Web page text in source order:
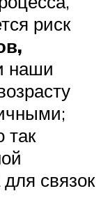
риск
наши
так
связок